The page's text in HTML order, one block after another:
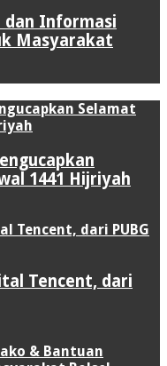
dan Informasi
Masyarakat
1441 Hijriyah
Tencent, dari